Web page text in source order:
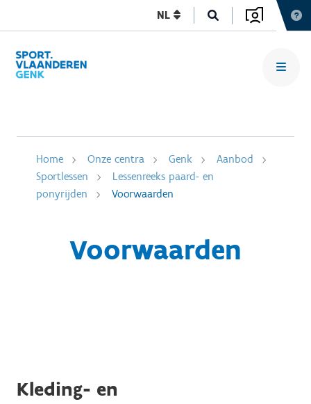
NL
Home Onze centra Genk
Aanbod
Sportlessen
Lessenreeks paard- en
ponyrijden
Voorwaarden
Voorwaarden
Kleding- en